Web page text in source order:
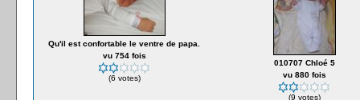
Qu'il est confortable le ventre de papa.
vu 754 fois
(6 votes)
010707 Chloé 5
vu 880 fois
(9 votes)